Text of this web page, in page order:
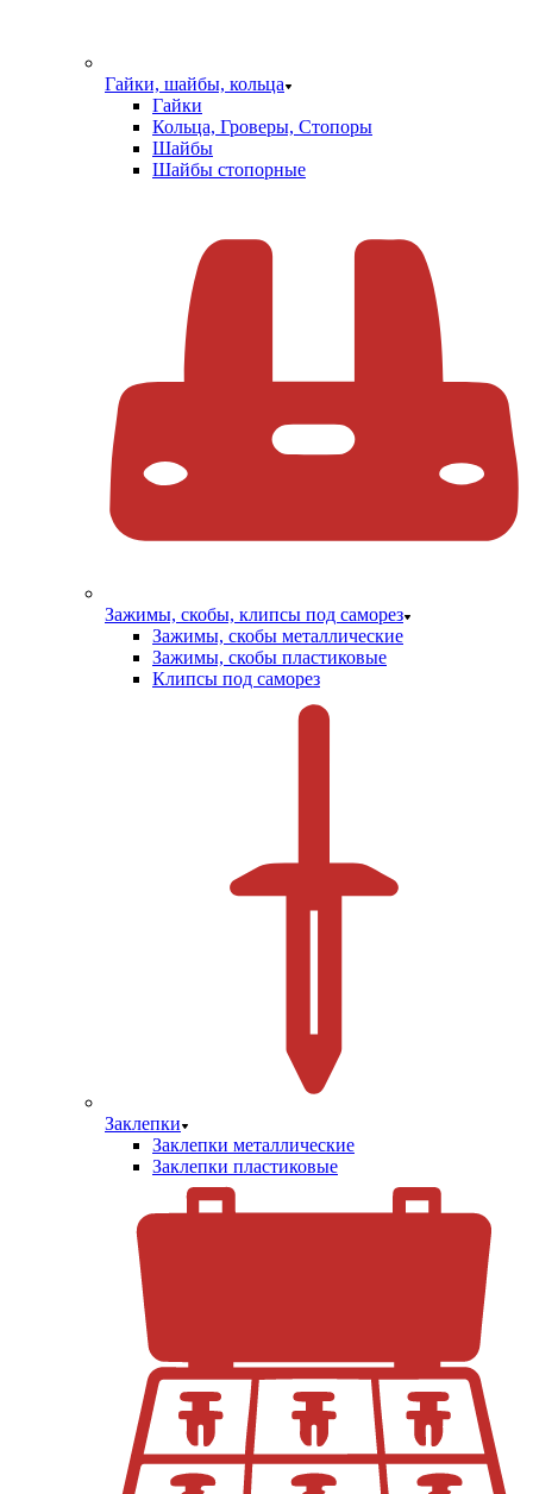
Гайки, шайбы, кольца
Гайки
Кольца, Гроверы, Стопоры
Шайбы
Шайбы стопорные
Зажимы, скобы, клипсы под саморез
Зажимы, скобы металлические
Зажимы, скобы пластиковые
Клипсы под саморез
Заклепки
Заклепки металлические
Заклепки пластиковые